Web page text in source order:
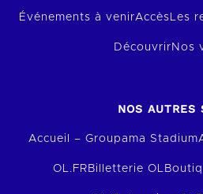
Événements à venirAccèsLes
Découvrir Nos
NOS AUTRES
Accueil – Groupama Stadium
OL.FR Billetterie OL